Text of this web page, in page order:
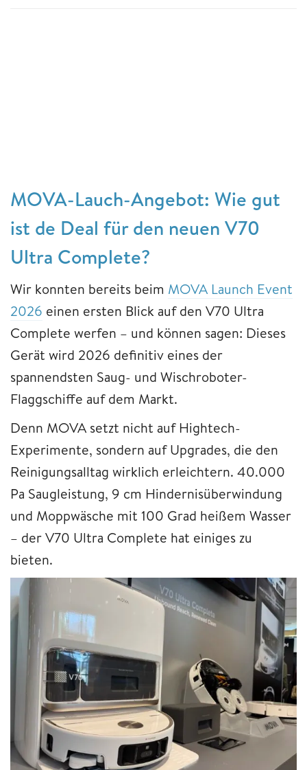
MOVA-Lauch-Angebot: Wie gut
ist de Deal für den neuen V70
Ultra Complete?
Wir konnten bereits beim MOVA Launch Event
2026 einen ersten Blick auf den V70 Ultra
Complete werfen – und können sagen: Dieses
Gerät wird 2026 definitiv eines der
spannendsten Saug- und Wischroboter-
Flaggschiffe auf dem Markt.
Denn MOVA setzt nicht auf Hightech-
Experimente, sondern auf Upgrades, die den
Reinigungsalltag wirklich erleichtern. 40.000
Pa Saugleistung, 9 cm Hindernisüberwindung
und Moppwäsche mit 100 Grad heißem Wasser
– der V70 Ultra Complete hat einiges zu
bieten.